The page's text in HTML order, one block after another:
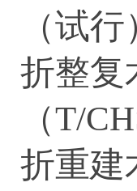
（试
折整复
（T/
折重建